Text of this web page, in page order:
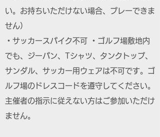
い。お持ちいただけない場合、プレーできま
せん）
・サッカースパイク不可 ・ゴルフ場敷地内
でも、ジーパン、Tシャツ、タンクトップ、
サンダル、サッカー用ウェアは不可です。ゴ
ルフ場のドレスコードを遵守してください。
主催者の指示に従えない方はご参加いただけ
ません。